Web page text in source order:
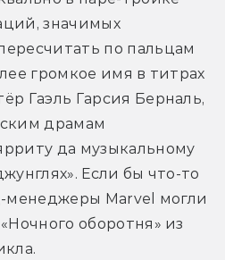
значимых
по пальцам
громкое имя в титрах
Гаэль Гарсия Берналь,
драмам
да музыкальному
Если бы что-то
менеджеры Marvel могли
оборотня» из